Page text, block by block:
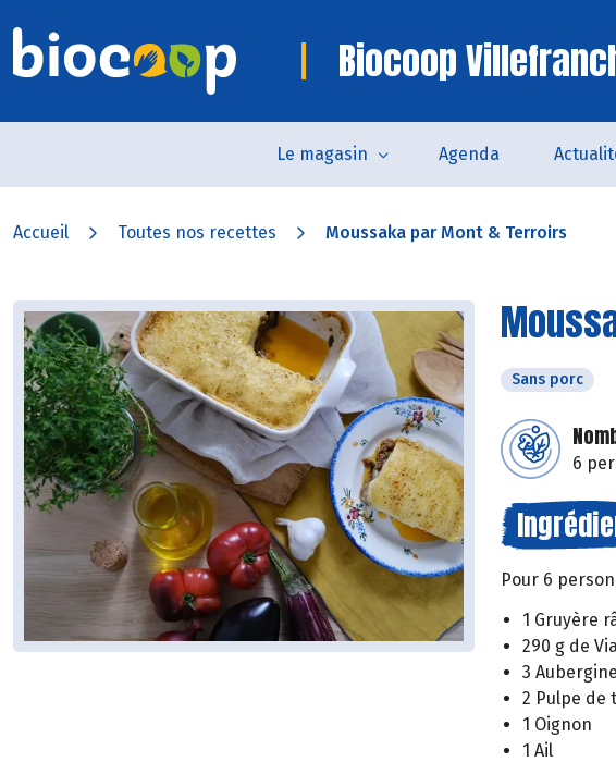
Biocoop
Le magasin Agenda
Accueil Toutes nos recettes Moussaka par Mont & Terroirs
Sans porc
6
Pour 6
1 Gruyère
290 g de
3 Aubergine
2 Pulpe de
1 Oignon
1 Ail